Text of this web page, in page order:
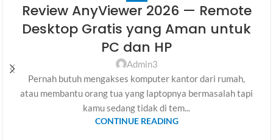
Review AnyViewer 2026 — Remote
Desktop Gratis yang Aman untuk
PC dan HP
Admin3
Pernah butuh mengakses komputer kantor dari rumah,
atau membantu orang tua yang laptopnya bermasalah tapi
kamu sedang tidak di tem...
CONTINUE READING